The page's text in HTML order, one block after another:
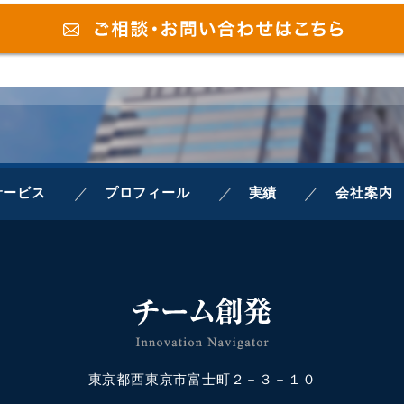
ービス プロフィール 実績 会社案内
東京都西東京市富士町２－３－１０